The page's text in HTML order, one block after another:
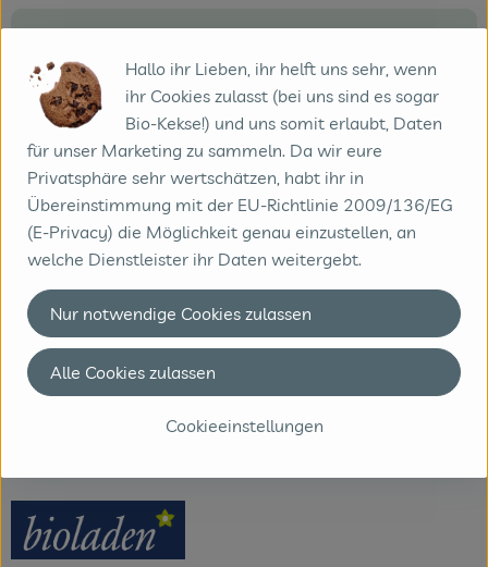
Herkunft
Hersteller: bioladen
Sri Lanka
Weiling GmbH
D 48653 Coesfeld
www.weiling.de
(Daten von Ecoinform)
Hallo ihr Lieben, ihr helft uns sehr, wenn
ihr Cookies zulasst (bei uns sind es sogar
Bio-Kekse!) und uns somit erlaubt, Daten
für unser Marketing zu sammeln. Da wir eure
Privatsphäre sehr wertschätzen, habt ihr in
Übereinstimmung mit der EU-Richtlinie 2009/136/EG
(E-Privacy) die Möglichkeit genau einzustellen, an
welche Dienstleister ihr Daten weitergebt.
Cookieeinstellungen
Nur notwendige Cookies zulassen
Alle Cookies zulassen